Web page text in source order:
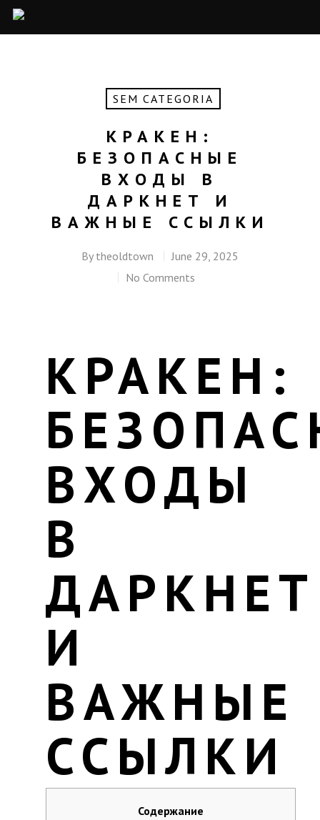
SEM CATEGORIA
КРАКЕН:
БЕЗОПАСНЫЕ
ВХОДЫ В
ДАРКНЕТ И
ВАЖНЫЕ ССЫЛКИ
By theoldtown
June 29, 2025
No Comments
КРАКЕН:
ВХОДЫ
В
ДАРКНЕТ
И
ВАЖНЫЕ
ССЫЛКИ
Содержание